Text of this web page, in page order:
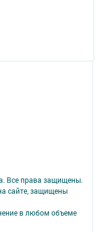
Все права защищены.
сайте, защищены
в любом объеме